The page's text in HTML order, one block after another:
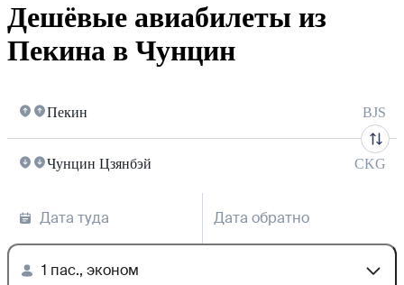
Дешёвые авиабилеты из
Пекина в Чунцин
Пекин BJS
Чунцин Цзянбэй CKG
Дата туда Дата обратно
1 пас., эконом